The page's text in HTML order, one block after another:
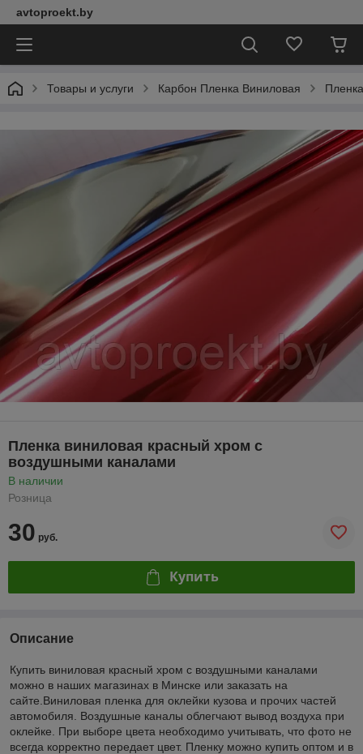
avtoproekt.by
Товары и услуги Карбон Пленка Виниловая
Пленка виниловая красный хром с
воздушными каналами
В наличии
Розница
30 руб.
Купить
Описание
Купить виниловая красный хром с воздушными каналами
можно в наших магазинах в Минске или заказать на
сайте.Виниловая пленка для оклейки кузова и прочих частей
автомобиля. Воздушные каналы облегчают вывод воздуха при
оклейке. При выборе цвета необходимо учитывать, что фото не
всегда корректно передает цвет. Пленку можно купить оптом и в